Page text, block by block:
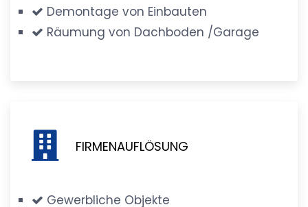
Demontage von Einbauten
Räumung von Dachboden /Garage
FIRMENAUFLÖSUNG
Gewerbliche Objekte